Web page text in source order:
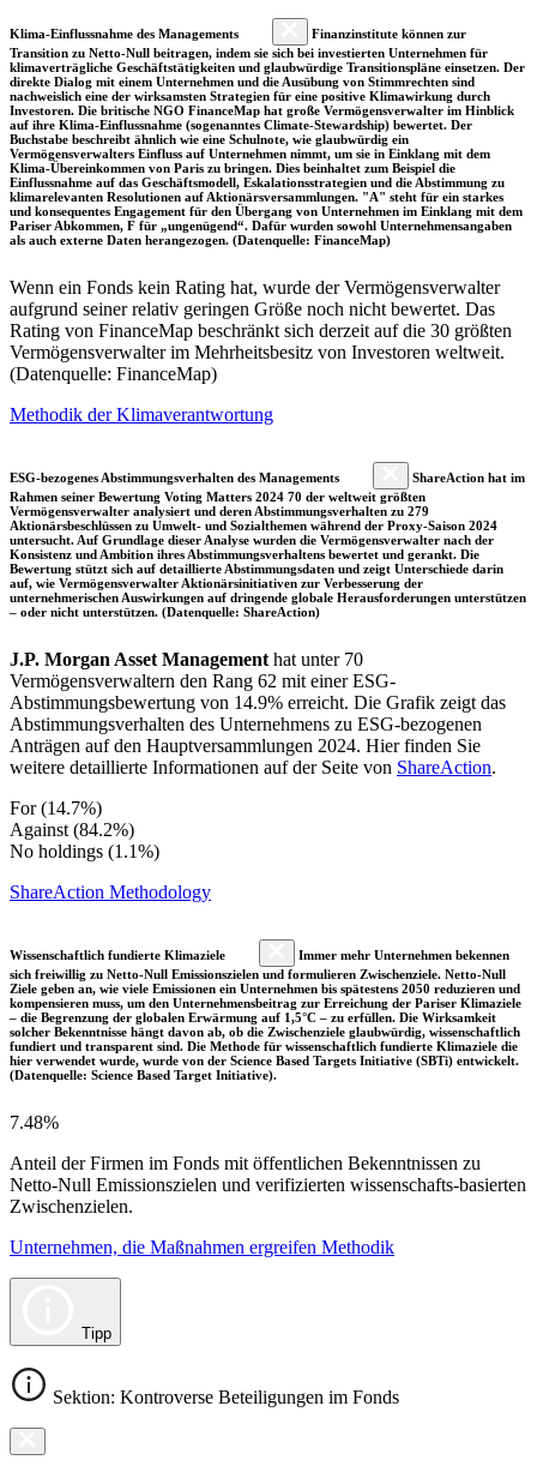
Klima-Einflussnahme des Managements
Finanzinstitute können zur
Transition zu Netto-Null beitragen, indem sie sich bei investierten Unternehmen für
klimaverträgliche Geschäftstätigkeiten und glaubwürdige Transitionspläne einsetzen. Der
direkte Dialog mit einem Unternehmen und die Ausübung von Stimmrechten sind
nachweislich eine der wirksamsten Strategien für eine positive Klimawirkung durch
Investoren. Die britische NGO FinanceMap hat große Vermögensverwalter im Hinblick
auf ihre Klima-Einflussnahme (sogenanntes Climate-Stewardship) bewertet. Der
Buchstabe beschreibt ähnlich wie eine Schulnote, wie glaubwürdig ein
Vermögensverwalters Einfluss auf Unternehmen nimmt, um sie in Einklang mit dem
Klima-Übereinkommen von Paris zu bringen. Dies beinhaltet zum Beispiel die
Einflussnahme auf das Geschäftsmodell, Eskalationsstrategien und die Abstimmung zu
klimarelevanten Resolutionen auf Aktionärsversammlungen. "A" steht für ein starkes
und konsequentes Engagement für den Übergang von Unternehmen im Einklang mit dem
Pariser Abkommen, F für „ungenügend“. Dafür wurden sowohl Unternehmensangaben
als auch externe Daten herangezogen. (Datenquelle: FinanceMap)
Wenn ein Fonds kein Rating hat, wurde der Vermögensverwalter
aufgrund seiner relativ geringen Größe noch nicht bewertet. Das
Rating von FinanceMap beschränkt sich derzeit auf die 30 größten
Vermögensverwalter im Mehrheitsbesitz von Investoren weltweit.
(Datenquelle: FinanceMap)
Methodik der Klimaverantwortung
ESG-bezogenes Abstimmungsverhalten des Managements
ShareAction hat im
Rahmen seiner Bewertung Voting Matters 2024 70 der weltweit größten
Vermögensverwalter analysiert und deren Abstimmungsverhalten zu 279
Aktionärsbeschlüssen zu Umwelt- und Sozialthemen während der Proxy-Saison 2024
untersucht. Auf Grundlage dieser Analyse wurden die Vermögensverwalter nach der
Konsistenz und Ambition ihres Abstimmungsverhaltens bewertet und gerankt. Die
Bewertung stützt sich auf detaillierte Abstimmungsdaten und zeigt Unterschiede darin
auf, wie Vermögensverwalter Aktionärsinitiativen zur Verbesserung der
unternehmerischen Auswirkungen auf dringende globale Herausforderungen unterstützen
– oder nicht unterstützen. (Datenquelle: ShareAction)
J.P. Morgan Asset Management hat unter 70
Vermögensverwaltern den Rang 62 mit einer ESG-
Abstimmungsbewertung von 14.9% erreicht. Die Grafik zeigt das
Abstimmungsverhalten des Unternehmens zu ESG-bezogenen
Anträgen auf den Hauptversammlungen 2024. Hier finden Sie
weitere detaillierte Informationen auf der Seite von ShareAction.
For (14.7%)
Against (84.2%)
No holdings (1.1%)
ShareAction Methodology
Wissenschaftlich fundierte Klimaziele
Immer mehr Unternehmen bekennen
sich freiwillig zu Netto-Null Emissionszielen und formulieren Zwischenziele. Netto-Null
Ziele geben an, wie viele Emissionen ein Unternehmen bis spätestens 2050 reduzieren und
kompensieren muss, um den Unternehmensbeitrag zur Erreichung der Pariser Klimaziele
– die Begrenzung der globalen Erwärmung auf 1,5°C – zu erfüllen. Die Wirksamkeit
solcher Bekenntnisse hängt davon ab, ob die Zwischenziele glaubwürdig, wissenschaftlich
fundiert und transparent sind. Die Methode für wissenschaftlich fundierte Klimaziele die
hier verwendet wurde, wurde von der Science Based Targets Initiative (SBTi) entwickelt.
(Datenquelle: Science Based Target Initiative).
7.48%
Anteil der Firmen im Fonds mit öffentlichen Bekenntnissen zu
Netto-Null Emissionszielen und verifizierten wissenschafts-basierten
Zwischenzielen.
Unternehmen, die Maßnahmen ergreifen Methodik
Tipp
Sektion: Kontroverse Beteiligungen im Fonds